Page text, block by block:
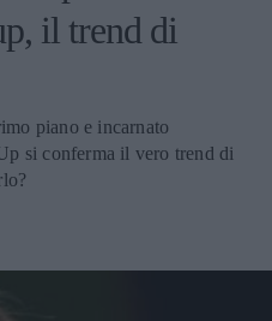
il trend di
piano e incarnato
si conferma il vero trend di